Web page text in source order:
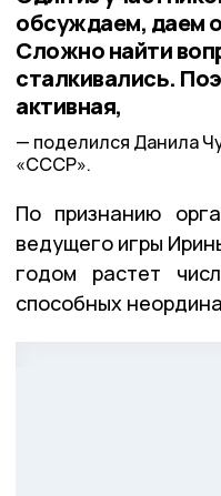
обсуждаем, даем
Сложно найти
сталкивались.
активная,
поделился Данила
«СССР».
По признанию
ведущего игры
годом растет
способных